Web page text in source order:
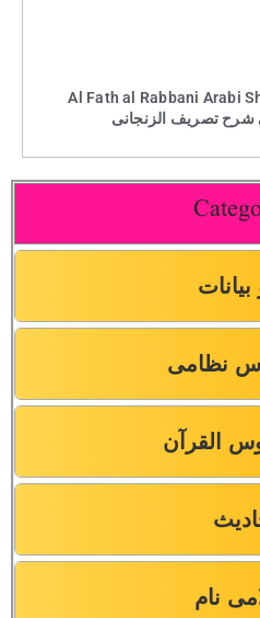
Al Fath al Rabbani Arabi
شرح تصریف الزنجانی
بیانات
نظامی
القرآن
نام